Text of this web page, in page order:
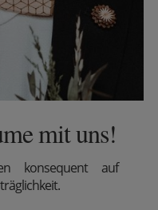
mit uns!
konsequent auf